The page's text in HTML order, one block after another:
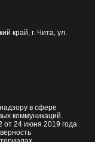
край, г. Чита ул.
в сфере
коммуникаций.
24 июня 2019 года